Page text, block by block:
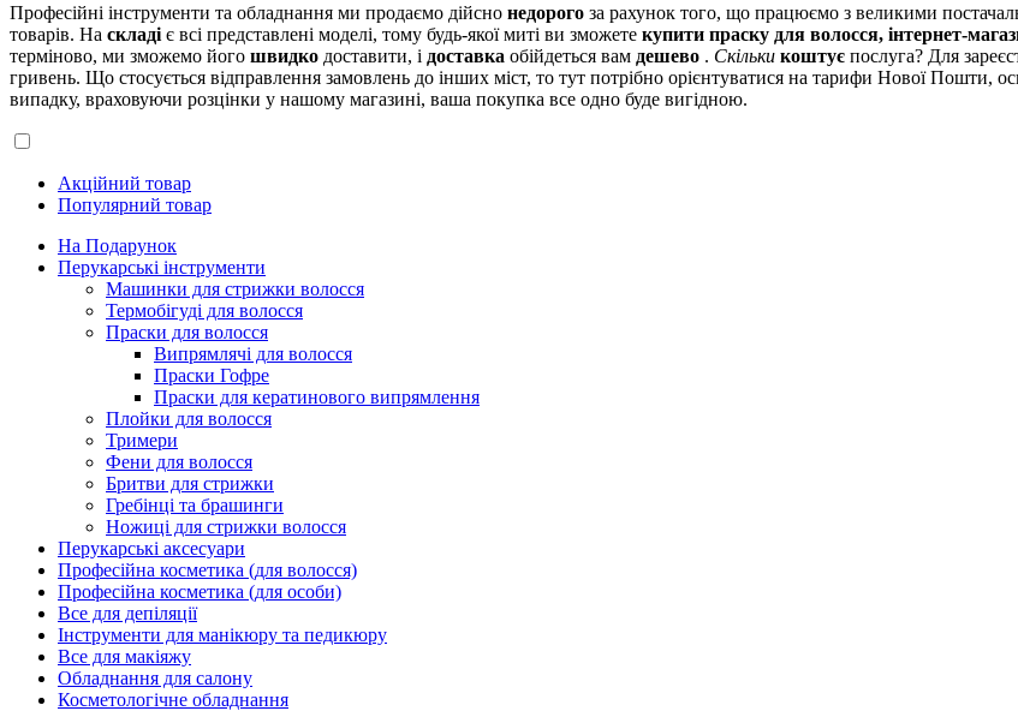
Професійні інструменти та обладнання ми продаємо дійсно недорого за рахунок того, що працюємо з великими
товарів. На складі є всі представлені моделі, тому будь-якої миті ви зможете купити праску для волосся, інтернет-
терміново, ми зможемо його швидко доставити, і доставка обійдеться вам дешево . Скільки коштує послуга? Для
гривень. Що стосується відправлення замовлень до інших міст, то тут потрібно орієнтуватися на тарифи Нової
випадку, враховуючи розцінки у нашому магазині, ваша покупка все одно буде вигідною.
Акційний товар
Популярний товар
На Подарунок
Перукарські інструменти
Машинки для стрижки волосся
Термобігуді для волосся
Праски для волосся
Випрямлячі для волосся
Праски Гофре
Праски для кератинового випрямлення
Плойки для волосся
Тримери
Фени для волосся
Бритви для стрижки
Гребінці та брашинги
Ножиці для стрижки волосся
Перукарські аксесуари
Професійна косметика (для волосся)
Професійна косметика (для особи)
Все для депіляції
Інструменти для манікюру та педикюру
Все для макіяжу
Обладнання для салону
Косметологічне обладнання